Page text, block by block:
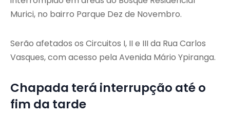
Murici, no bairro Parque Dez de Novembro.
Serão afetados os Circuitos I, II e III da Rua Carlos
Vasques, com acesso pela Avenida Mário Ypiranga.
Chapada terá interrupção até o
fim da tarde